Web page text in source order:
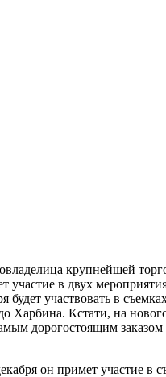
крупнейшей
в двух
участвовать в
Кстати, на
дорогостоящим
он примет участие